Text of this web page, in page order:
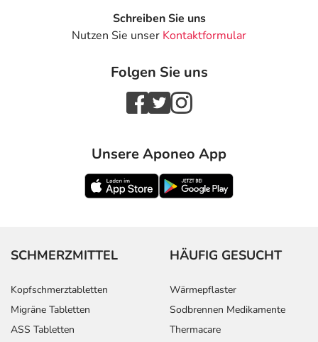
Schreiben Sie uns
Nutzen Sie unser Kontaktformular
Folgen Sie uns
Unsere Aponeo App
SCHMERZMITTEL
Kopfschmerztabletten
Migräne Tabletten
ASS Tabletten
HÄUFIG GESUCHT
Wärmepflaster
Sodbrennen Medikamente
Thermacare